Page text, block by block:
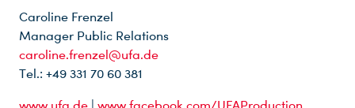
Caroline Frenzel
Manager Public Relations
caroline.frenzel@ufa.de
Tel.: +49 331 70 60 381